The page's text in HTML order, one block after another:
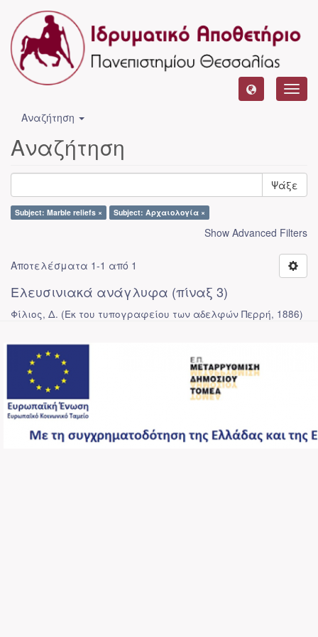
Αναζήτηση
Αναζήτηση
Ψάξε
Subject: Marble reliefs × Subject: Αρχαιολογία ×
Show Advanced Filters
Αποτελέσματα 1-1 από 1
Ελευσινιακά ανάγλυφα (πίναξ 3)
Φίλιος, Δ. (Εκ του τυπογραφείου των αδελφών Περρή, 1886)